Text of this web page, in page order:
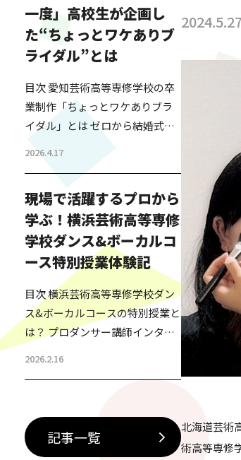
2024.5.27
北海道芸術
術高等専修
一度」高校生が企画し
た“ちょっとワケありブ
ライダル”とは
目次 愛知芸術高等専修学校の卒
業制作「ちょっとワケありブラ
イダル」とは ゼロから結婚式を
り添う学びとは？先生から見た
教育の価値 “誰かのために本気に
なる”卒業制作が教えてくれるこ
と 「芸高グループ」とは 愛知芸
術高等専修学校の卒業制作「ち
ょっとワケありブライダル」と
は 愛知芸術高等専修学校のファ
ッション・ビュー…
2026.4.17
現場で活躍するプロから
学ぶ！横浜芸術高等専修
学校ダンス&ボーカルコ
ース特別授業体験記
目次 横浜芸術高等専修学校ダン
ス&ボーカルコースの特別授業と
は？ プロダンサー講師インタビ
「芸高グループ」とは 横浜芸術
高等専修学校ダンス&ボーカルコ
2026.2.16
記事一覧